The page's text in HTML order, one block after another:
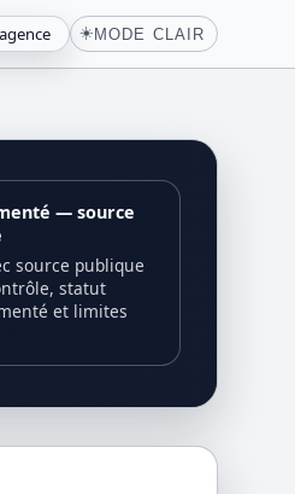
☀️MODE CLAIR
— source
source publique
statut
et limites